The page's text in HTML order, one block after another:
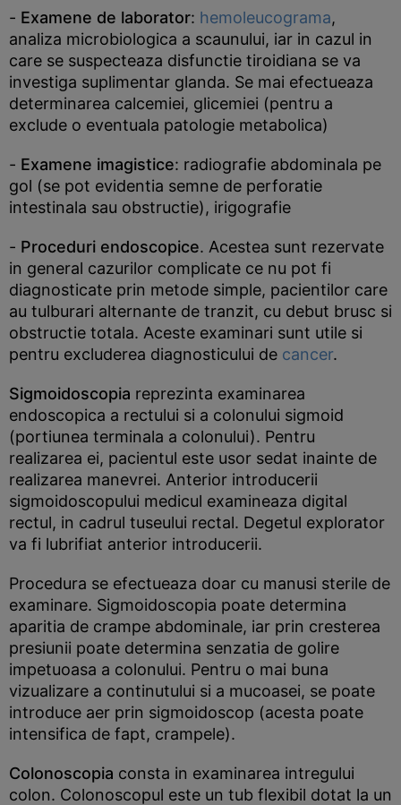
- Examene de laborator: hemoleucograma,
analiza microbiologica a scaunului, iar in cazul in
care se suspecteaza disfunctie tiroidiana se va
investiga suplimentar glanda. Se mai efectueaza
determinarea calcemiei, glicemiei (pentru a
exclude o eventuala patologie metabolica)
- Examene imagistice: radiografie abdominala pe
gol (se pot evidentia semne de perforatie
intestinala sau obstructie), irigografie
- Proceduri endoscopice. Acestea sunt rezervate
in general cazurilor complicate ce nu pot fi
diagnosticate prin metode simple, pacientilor care
au tulburari alternante de tranzit, cu debut brusc si
obstructie totala. Aceste examinari sunt utile si
pentru excluderea diagnosticului de cancer.
Sigmoidoscopia reprezinta examinarea
endoscopica a rectului si a colonului sigmoid
(portiunea terminala a colonului). Pentru
realizarea ei, pacientul este usor sedat inainte de
realizarea manevrei. Anterior introducerii
sigmoidoscopului medicul examineaza digital
rectul, in cadrul tuseului rectal. Degetul explorator
va fi lubrifiat anterior introducerii.
Procedura se efectueaza doar cu manusi sterile de
examinare. Sigmoidoscopia poate determina
aparitia de crampe abdominale, iar prin cresterea
presiunii poate determina senzatia de golire
impetuoasa a colonului. Pentru o mai buna
vizualizare a continutului si a mucoasei, se poate
introduce aer prin sigmoidoscop (acesta poate
intensifica de fapt, crampele).
Colonoscopia consta in examinarea intregului
colon. Colonoscopul este un tub flexibil dotat la un